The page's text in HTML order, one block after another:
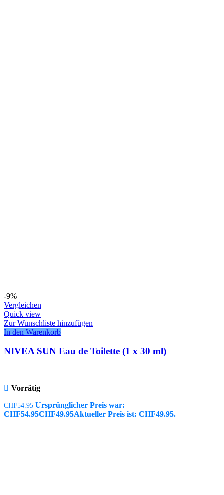
-9%
Vergleichen
Quick view
Zur Wunschliste hinzufügen
In den Warenkorb
NIVEA SUN Eau de Toilette (1 x 30 ml)
Vorrätig
CHF54.95 Ursprünglicher Preis war:
CHF54.95CHF49.95Aktueller Preis ist: CHF49.95.